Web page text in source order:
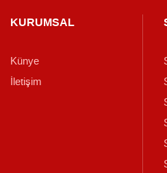
KURUMSAL
Künye
İletişim